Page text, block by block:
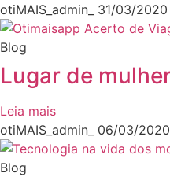
otiMAIS_admin_ 31/03/2020
Blog
Lugar de
Leia mais
otiMAIS_admin_ 06/03/2020
Blog